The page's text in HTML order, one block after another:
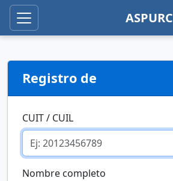
ASPURC
Registro de
CUIT / CUIL
Nombre completo